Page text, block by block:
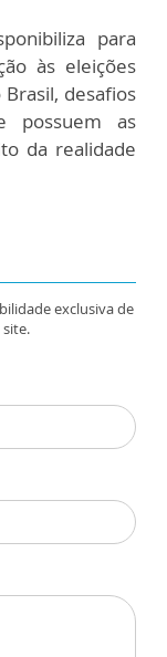
para
às eleições
desafios
possuem as
da realidade
exclusiva de